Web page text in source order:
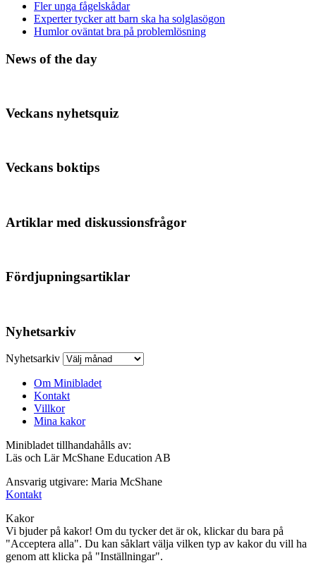
Fler unga fågelskådar
Experter tycker att barn ska ha solglasögon
Humlor oväntat bra på problemlösning
News of the day
Veckans nyhetsquiz
Veckans boktips
Artiklar med diskussionsfrågor
Fördjupningsartiklar
Nyhetsarkiv
Nyhetsarkiv
Om Minibladet
Kontakt
Villkor
Mina kakor
Minibladet tillhandahålls av:
Läs och Lär McShane Education AB
Ansvarig utgivare: Maria McShane
Kontakt
Kakor
Vi bjuder på kakor! Om du tycker det är ok, klickar du bara på
"Acceptera alla". Du kan såklart välja vilken typ av kakor du vill ha
genom att klicka på "Inställningar".